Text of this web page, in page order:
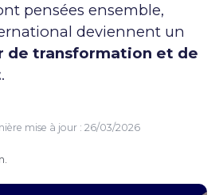
pensées ensemble,
deviennent un
de transformation et de
.
mise à jour : 26/03/2026